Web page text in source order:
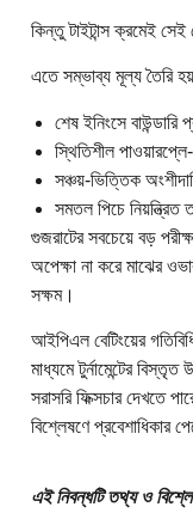
কিন্তু টাইটান্স ক্রমেই
এতে সম্ভাব্য মূল্য তৈরি
শেষ ইনিংসে বাউন্ডারি
স্থিতিশীল
সঞ্চয়-ভিত্তিক
সমতল পিচে নিয়ন্ত্রিত
গুজরাটের সবচেয়ে বড়
অপেক্ষা না করে মাঝের
সক্ষম।
আইপিএল বেটিংয়ের
মাধ্যমে টুর্নামেন্টের
সরাসরি ফিক্সচার দেখতে
বিশ্লেষণে প্রবেশাধিকার
এই নিবন্ধটি তথ্য ও